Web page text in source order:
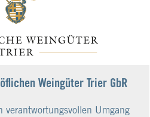
mit seinen frischen
einer präzisen Mineralität
Riesling zeigt die Saar
von Mandarinen und
Weingüter Trier GbR
verantwortungsvollen Umgang